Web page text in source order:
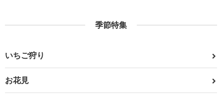
季節特集
いちご狩り
お花見